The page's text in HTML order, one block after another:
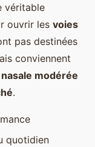
véritable
ouvrir les voies
pas destinées
conviennent
modérée
.
quotidien